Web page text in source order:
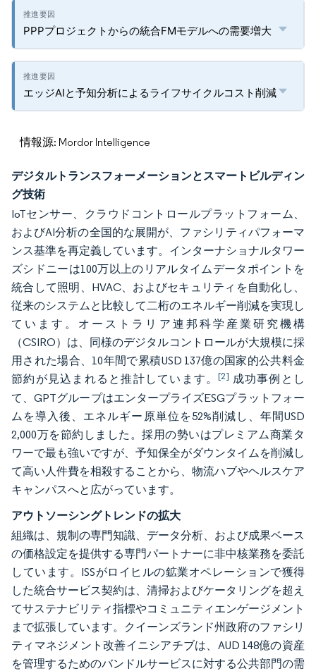
PPPプロジェクトからの統合FMモデルへの需要増大
エッジAIと予知分析によるライフサイクルコスト削減
情報源: Mordor Intelligence
デジタルトランスフォーメーションとスマートビルディン
グ技術
IoTセンサー、クラウドコントロールプラットフォーム、
およびAI分析の全国的な展開が、ファシリティパフォーマ
ンス基準を再定義しています。インターナショナルタワー
ズシドニーは100万以上のリアルタイムデータポイントを
統合して照明、HVAC、およびセキュリティを自動化し、
従来のシステムと比較して二桁のエネルギー削減を実現し
ています。オーストラリア連邦科学産業研究機構
（CSIRO）は、同様のデジタルコントロールが大規模に採
用された場合、10年間で累積USD 137億の国家的公共料金
節約が見込まれると推計しています。[2] 成功事例とし
て、GPTグループはエンタープライズESGプラットフォー
ムを導入後、エネルギー原単位を52%削減し、年間USD
2,000万を節約しました。採用の勢いはプレミアム商業タ
ワーで最も強いですが、予知保全がダウンタイムを削減し
て高い人件費を相殺することから、物流ハブやヘルスケア
キャンパスへと広がっています。
アウトソーシングトレンドの拡大
組織は、規制の専門知識、データ分析、および成果ベース
の価格設定を提供する専門パートナーに非中核業務を委託
しています。ISSがロイヒルの鉱業オペレーションで獲得
した統合サービス契約は、清掃およびケータリングを超え
てサステナビリティ指標やコミュニティエンゲージメント
まで拡張しています。クイーンズランド州政府のファシリ
ティマネジメント改善イニシアチブは、AUD 148億の資産
を管理するためのバンドルサービスに対する公共部門の需